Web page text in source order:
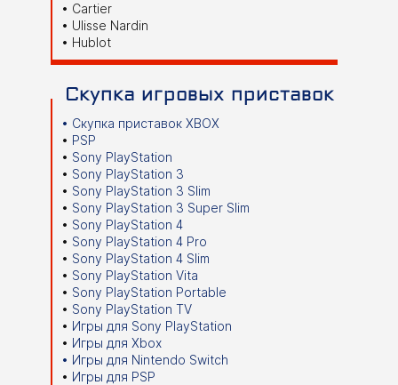
Cartier
Ulisse Nardin
Hublot
Скупка игровых приставок
Скупка приставок XBOX
PSP
Sony PlayStation
Sony PlayStation 3
Sony PlayStation 3 Slim
Sony PlayStation 3 Super Slim
Sony PlayStation 4
Sony PlayStation 4 Pro
Sony PlayStation 4 Slim
Sony PlayStation Vita
Sony PlayStation Portable
Sony PlayStation TV
Игры для Sony PlayStation
Игры для Xbox
Игры для Nintendo Switch
Игры для PSP